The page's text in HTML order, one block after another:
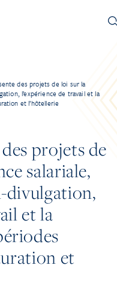
des projets de loi sur la
l’expérience de travail et la
et l’hôtellerie
projets de
salariale,
divulgation,
et la
et